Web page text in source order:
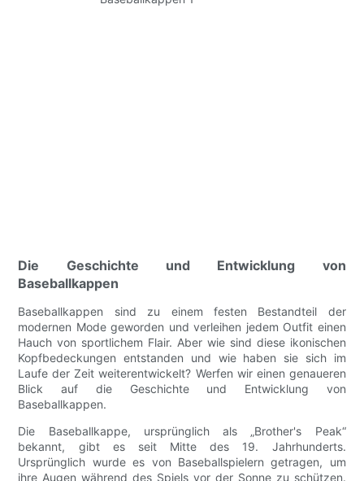
Die Geschichte und Entwicklung von
Baseballkappen
Baseballkappen sind zu einem festen Bestandteil der
modernen Mode geworden und verleihen jedem Outfit einen
Hauch von sportlichem Flair. Aber wie sind diese ikonischen
Kopfbedeckungen entstanden und wie haben sie sich im
Laufe der Zeit weiterentwickelt? Werfen wir einen genaueren
Blick auf die Geschichte und Entwicklung von
Baseballkappen.
Die Baseballkappe, ursprünglich als „Brother's Peak“
bekannt, gibt es seit Mitte des 19. Jahrhunderts.
Ursprünglich wurde es von Baseballspielern getragen, um
ihre Augen während des Spiels vor der Sonne zu schützen.